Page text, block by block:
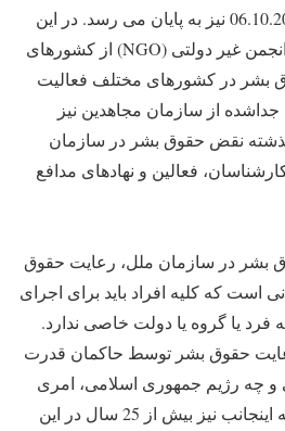
آغاز شد و امروز جمعه 06.10.2006 نیز به پایان می رسد. در این
اجلاس صدها کارشناس و انجمن غیر دولتی (NGO) از کشورهای
بشر در کشورهای مختلف فعالیت
از سازمان مجاهدین نیز
نقض حقوق بشر در سازمان
فعالین و نهادهای مدافع
بشر در سازمان ملل، رعایت حقوق
است که کلیه افراد باید برای اجرای
یا گروه یا دولت خاصی ندارد.
حقوق بشر توسط حاکمان قدرت
چه رژیم جمهوری اسلامی، امری
بدیهی و اثبات شده است که اینجانب نیز بیش از 25 سال در این